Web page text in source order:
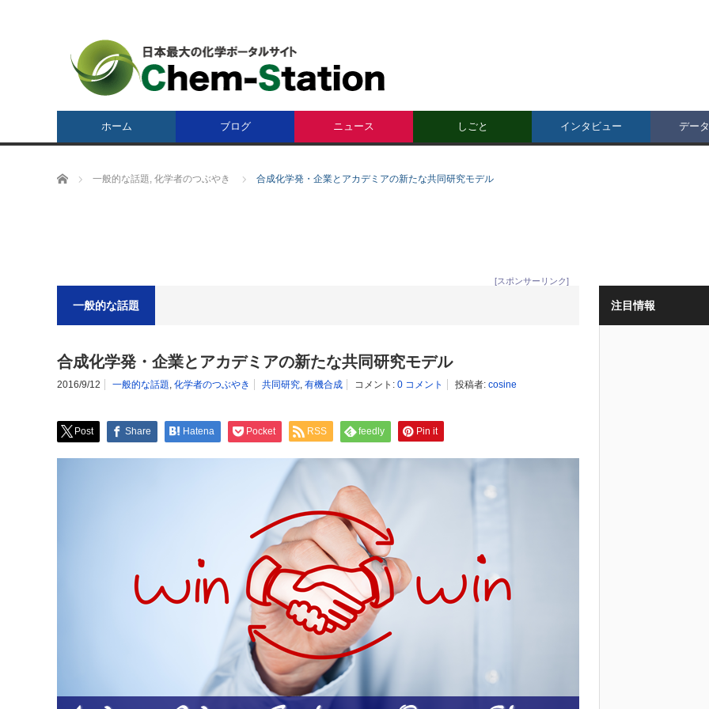
ホーム ブログ ニュース しごと インタビュー デー
ホーム 一般的な話題, 化学者のつぶやき 合成化学発・企業とアカデミアの新たな共同研究モデル
[スポンサーリンク]
一般的な話題
合成化学発・企業とアカデミアの新たな共同研究モデル
2016/9/12 一般的な話題, 化学者のつぶやき 共同研究, 有機合成 コメント: 0 コメント 投稿者: cosine
Post Share Hatena Pocket RSS feedly Pin it
注目情報